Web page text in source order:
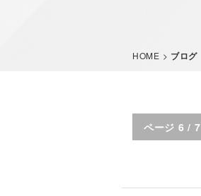
HOME > ブログ
ページ 6 / 7